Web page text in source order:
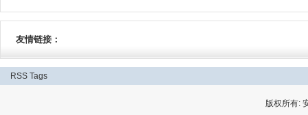
友情链接：
RSS Tags
版权所有: